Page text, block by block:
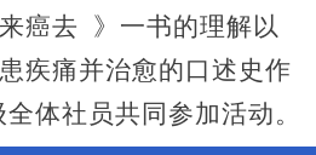
癌去 》一书的理解以
疾痛并治愈的口述史作
体社员共同参加活动。